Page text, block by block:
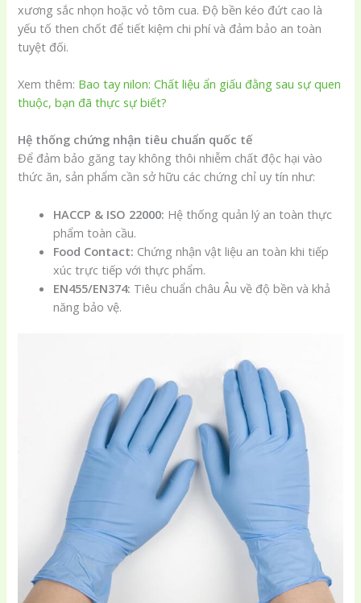
xương sắc nhọn hoặc vỏ tôm cua. Độ bền kéo đứt cao là
yếu tố then chốt để tiết kiệm chi phí và đảm bảo an toàn
tuyệt đối.
Xem thêm: Bao tay nilon: Chất liệu ẩn giấu đằng sau sự quen
thuộc, bạn đã thực sự biết?
Hệ thống chứng nhận tiêu chuẩn quốc tế
Để đảm bảo găng tay không thôi nhiễm chất độc hại vào
thức ăn, sản phẩm cần sở hữu các chứng chỉ uy tín như:
HACCP & ISO 22000: Hệ thống quản lý an toàn thực
phẩm toàn cầu.
Food Contact: Chứng nhận vật liệu an toàn khi tiếp
xúc trực tiếp với thực phẩm.
EN455/EN374: Tiêu chuẩn châu Âu về độ bền và khả
năng bảo vệ.